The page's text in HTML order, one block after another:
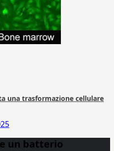
una trasformazione cellulare
un batterio